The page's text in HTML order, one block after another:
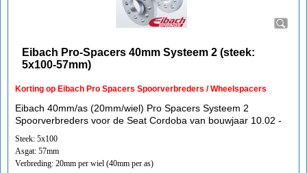
Eibach Pro-Spacers 40mm Systeem 2 (steek:
5x100-57mm)
Korting op Eibach Pro Spacers Spoorverbreders / Wheelspacers
Eibach 40mm/as (20mm/wiel) Pro Spacers Systeem 2
Spoorverbreders voor de Seat Cordoba van bouwjaar 10.02 -
Steek: 5x100
Asgat: 57mm
Verbreding: 20mm per wiel (40mm per as)